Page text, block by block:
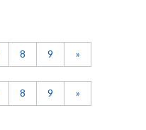
8 9 »
8 9 »